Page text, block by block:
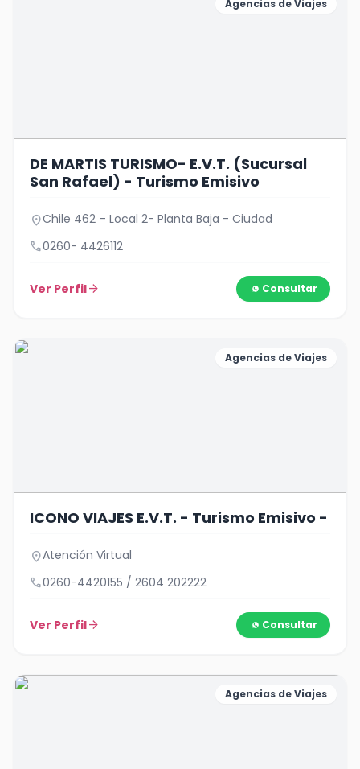
Agencias de Viajes
DE MARTIS TURISMO- E.V.T. (Sucursal
San Rafael) - Turismo Emisivo
location_onChile 462 – Local 2- Planta Baja - Ciudad
call0260- 4426112
Ver Perfilarrow_forward Consultar
Agencias de Viajes
ICONO VIAJES E.V.T. - Turismo Emisivo -
location_onAtención Virtual
call0260-4420155 / 2604 202222
Ver Perfilarrow_forward Consultar
Agencias de Viajes